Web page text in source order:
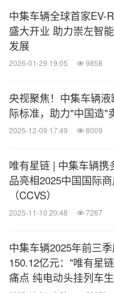
向开发。在"站"的方
EV-RT ALFA
+
移动
场景和客户的差异化需
与此同时，中集车辆
崇左落成。该体验中
方位展示EV-RT生态
用户深度协同的产
的高效联动。
中集车辆全球首家EV-
盛大开业 助力崇左智
发展
2026-01-29 19:05 9858
央视聚焦！中集车辆
际标准，助力"中国造"
2025-12-09 17:49 8009
唯有星链 | 中集车辆携
品亮相2025中国国际
（CCVS）
2025-11-10 20:48 7267
中集车辆2025年前三
150.12亿元："唯有星
痛点 纯电动头挂列车